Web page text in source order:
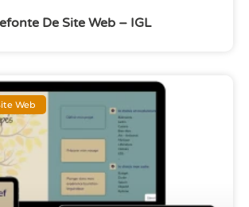
De Site Web – IGL
Web